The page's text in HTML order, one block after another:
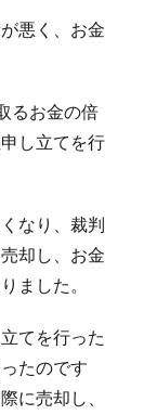
悪く、お金
るお金の倍
し立てを行
なり、裁判
却し、お金
ました。
てを行った
たのです
に売却し、